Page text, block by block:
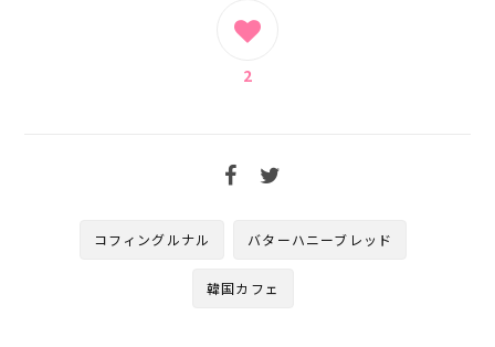
コフィングルナル バターハニーブレッド
韓国カフェ
2